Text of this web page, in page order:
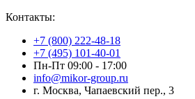
Контакты:
+7 (800) 222-48-18
+7 (495) 101-40-01
Пн-Пт 09:00 - 17:00
info@mikor-group.ru
г. Москва, Чапаевский пер., 3